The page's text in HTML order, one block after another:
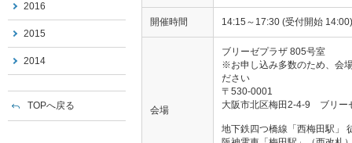
開催時間 14:15～17:30 (受付開始 14:00)
会場
ブリーゼプラザ 805号室
※お申し込み多数のため、会
ださい
〒530-0001
大阪市北区梅田2-4-9 ブリー
地下鉄四つ橋線「西梅田駅」
2016
2015
2014
TOPへ戻る